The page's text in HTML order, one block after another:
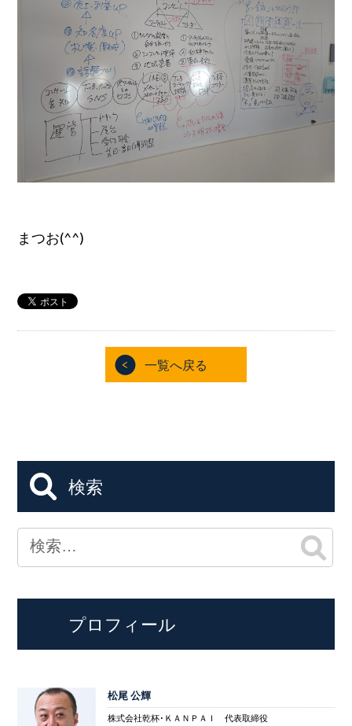
まつお(^^)
一覧へ戻る
検索
プロフィール
松尾 公輝
株式会社乾杯･ＫＡＮＰＡＩ 代表取締役